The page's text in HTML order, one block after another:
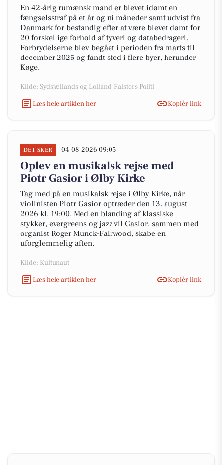
En 42-årig rumænsk mand er blevet idømt en
fængselsstraf på et år og ni måneder samt udvist fra
Danmark for bestandig efter at være blevet dømt for
20 forskellige forhold af tyveri og databedrageri.
Forbrydelserne blev begået i perioden fra marts til
december 2025 og fandt sted i flere byer, herunder
Køge.
Kilde: Sydsjællands og Lolland-Falsters Politi
Læs hele artiklen her
Kopiér link
DET SKER 04-08-2026 09:05
Oplev en musikalsk rejse med
Piotr Gasior i Ølby Kirke
Tag med på en musikalsk rejse i Ølby Kirke, når
violinisten Piotr Gasior optræder den 13. august
2026 kl. 19:00. Med en blanding af klassiske
stykker, evergreens og jazz vil Gasior, sammen med
organist Roger Munck-Fairwood, skabe en
uforglemmelig aften.
Kilde: Kultunaut
Læs hele artiklen her
Kopiér link